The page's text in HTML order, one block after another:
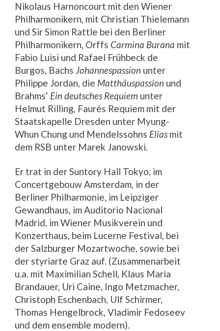
Nikolaus Harnoncourt mit den Wiener
Philharmonikern, mit Christian Thielemann
und Sir Simon Rattle bei den Berliner
Philharmonikern, Orffs Carmina Burana mit
Fabio Luisi und Rafael Frühbeck de
Burgos, Bachs Johannespassion unter
Philippe Jordan, die Matthäuspassion und
Brahms‘ Ein deutsches Requiem unter
Helmut Rilling, Faurés Requiem mit der
Staatskapelle Dresden unter Myung-
Whun Chung und Mendelssohns Elias mit
dem RSB unter Marek Janowski.
Er trat in der Suntory Hall Tokyo, im
Concertgebouw Amsterdam, in der
Berliner Philharmonie, im Leipziger
Gewandhaus, im Auditorio Nacional
Madrid, im Wiener Musikverein und
Konzerthaus, beim Lucerne Festival, bei
der Salzburger Mozartwoche, sowie bei
der styriarte Graz auf. (Zusammenarbeit
u.a. mit Maximilian Schell, Klaus Maria
Brandauer, Uri Caine, Ingo Metzmacher,
Christoph Eschenbach, Ulf Schirmer,
Thomas Hengelbrock, Vladimir Fedoseev
und dem ensemble modern).